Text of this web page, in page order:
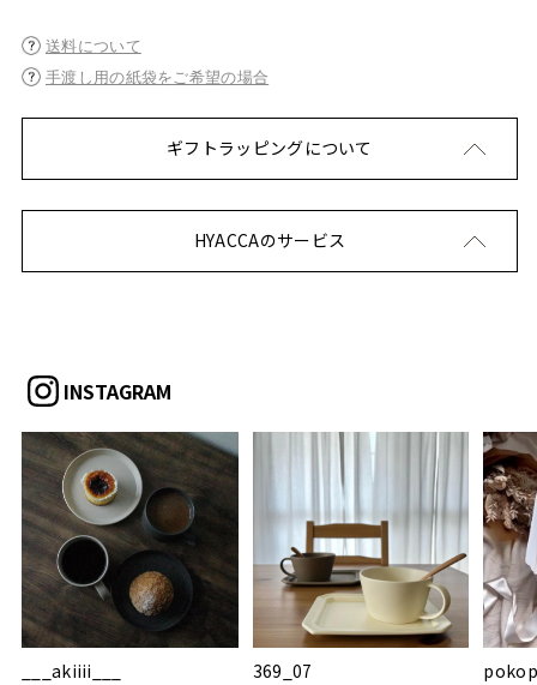
送料について
手渡し用の紙袋をご希望の場合
ギフトラッピングについて
HYACCAのサービス
INSTAGRAM
___akiiii___
369_07